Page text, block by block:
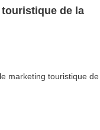
de la